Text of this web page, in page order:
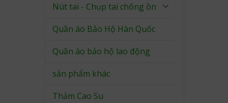
Nút tai - Chụp tai chống ồn
Quần áo Bảo Hộ Hàn Quốc
Quần áo bảo hộ lao động
sản phẩm khác
Thảm Cao Su